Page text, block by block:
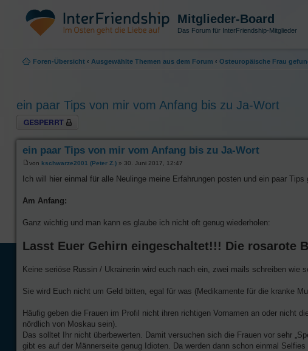
Mitglieder-Board
Das Forum für InterFriendship-Mitglieder
Foren-Übersicht ‹ Ausgewählte Themen aus dem Forum ‹ Osteuropäische Frau
ein paar Tips von mir vom Anfang bis zu Ja-Wort
Thema gesperrt
ein paar Tips von mir vom Anfang bis zu Ja-Wort
von kschwarze2001 (Peter Z.) » 30. Juni 2017, 12:47
Ich will hier einmal für alle Neulinge meine Erfahrungen posten und ein paar
Am Anfang:
Ganz wichtig und man kann es glaube ich nicht oft genug wiederholen:
Lasst Euer Gehirn eingeschaltet!!! Die rosarote
Keine seriöse Russin / Ukrainerin wird euch nach ein, zwei mails schreiben wie
Sie wird Euch nicht um Geld bitten, egal für was (Medikamente für die kranke
Häufig geben die Frauen im Profil nicht ihren richtigen Vornamen an oder nicht
nördlich von Moskau sein).
Das solltet Ihr nicht überbewerten. Damit versuchen sich die Frauen vor sehr
gibt es auf der Männerseite genug Idioten. Da werden dann schon einmal